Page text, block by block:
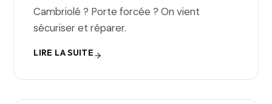
Cambriolé ? Porte forcée ? On vient
sécuriser et réparer.
LIRE LA SUITE